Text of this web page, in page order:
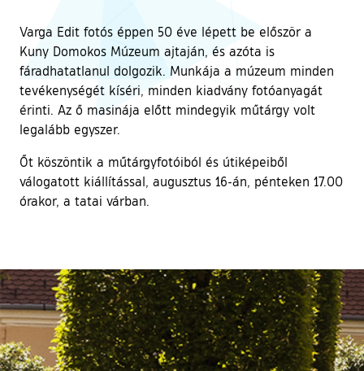
Varga Edit fotós éppen 50 éve lépett be először a
Kuny Domokos Múzeum ajtaján, és azóta is
fáradhatatlanul dolgozik. Munkája a múzeum minden
tevékenységét kíséri, minden kiadvány fotóanyagát
érinti. Az ő masinája előtt mindegyik műtárgy volt
legalább egyszer.
Őt köszöntik a műtárgyfotóiból és útiképeiből
válogatott kiállítással, augusztus 16-án, pénteken 17.00
órakor, a tatai várban.